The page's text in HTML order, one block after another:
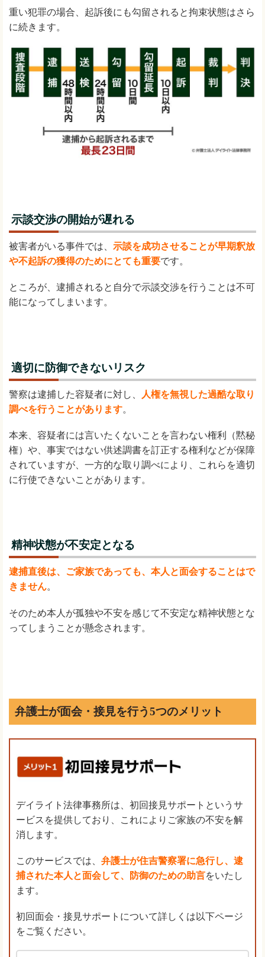
重い犯罪の場合、起訴後にも勾留されると拘束状態はさら
に続きます。
示談交渉の開始が遅れる
被害者がいる事件では、 示談を成功させることが早期釈放
や不起訴の獲得のためにとても重要です。
ところが、逮捕されると自分で示談交渉を行うことは不可
能になってしまいます。
適切に防御できないリスク
警察は逮捕した容疑者に対し、
人権を無視した過酷な取り
調べを行うことがあります。
本来、容疑者には言いたくないことを言わない権利（黙秘
権）や、事実ではない供述調書を訂正する権利などが保障
されていますが、一方的な取り調べにより、これらを適切
に行使できないことがあります。
精神状態が不安定となる
逮捕直後は、ご家族であっても、本人と面会することはで
きません。
そのため本人が孤独や不安を感じて不安定な精神状態とな
ってしまうことが懸念されます。
弁護士が面会・接見を行う5つのメリット
デイライト法律事務所は、初回接見サポートというサ
ービスを提供しており、これによりご家族の不安を解
消します。
このサービスでは、 弁護士が住吉警察署に急行し、逮
捕された本人と面会して、防御のための助言をいたし
ます。
初回面会・接見サポートについて詳しくは以下ページ
をご覧ください。